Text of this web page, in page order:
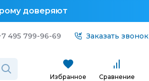
доверяют
495 799-96-69 Заказать звонок
Избранное Сравнение